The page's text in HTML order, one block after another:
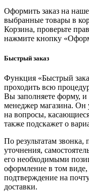
Оформить заказ на
выбранные товары в
Корзина, проверьте
нажмите кнопку
Быстрый заказ
Функция «Быстрый
проходить всю
Вы заполняете форму, и
менеджер магазина. Он
на вопросы,
также подскажет о
По результатам звонка,
уточнения,
его необходимыми
оформление в том виде,
подтверждение на
доставки.